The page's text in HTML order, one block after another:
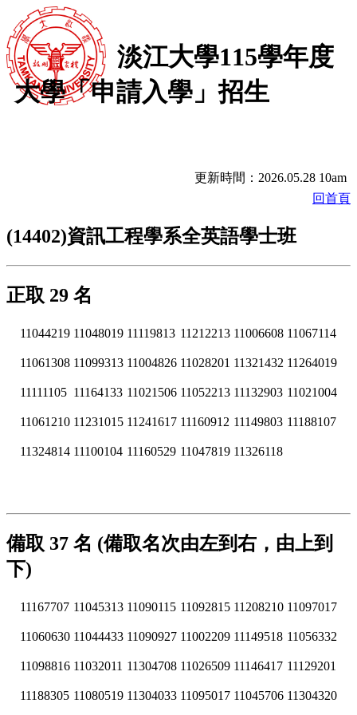
淡江大學115學年度
大學「申請入學」招生
更新時間：2026.05.28 10am
回首頁
(14402)資訊工程學系全英語學士班
正取 29 名
11044219 11048019 11119813 11212213 11006608 11067114
11061308 11099313 11004826 11028201 11321432 11264019
11111105 11164133 11021506 11052213 11132903 11021004
11061210 11231015 11241617 11160912 11149803 11188107
11324814 11100104 11160529 11047819 11326118
備取 37 名 (備取名次由左到右，由上到
下)
11167707 11045313 11090115 11092815 11208210 11097017
11060630 11044433 11090927 11002209 11149518 11056332
11098816 11032011 11304708 11026509 11146417 11129201
11188305 11080519 11304033 11095017 11045706 11304320